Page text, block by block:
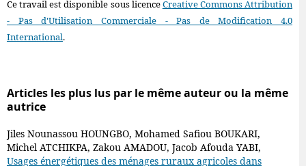
Ce travail est disponible sous licenceCreative Commons Attribution
- Pas d'Utilisation Commerciale - Pas de Modification 4.0
International.
Articles les plus lus par le même auteur ou la même
autrice
Jiles Nounassou HOUNGBO, Mohamed Safiou BOUKARI,
Michel ATCHIKPA, Zakou AMADOU, Jacob Afouda YABI,
Usages énergétiques des ménages ruraux agricoles dans